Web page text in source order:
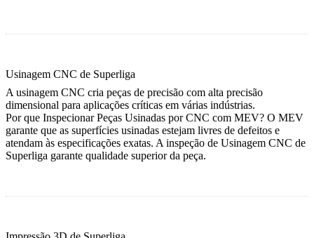
Usinagem CNC de Superliga
A usinagem CNC cria peças de precisão com alta precisão
dimensional para aplicações críticas em várias indústrias.
Por que Inspecionar Peças Usinadas por CNC com MEV? O MEV
garante que as superfícies usinadas estejam livres de defeitos e
atendam às especificações exatas. A inspeção de Usinagem CNC de
Superliga garante qualidade superior da peça.